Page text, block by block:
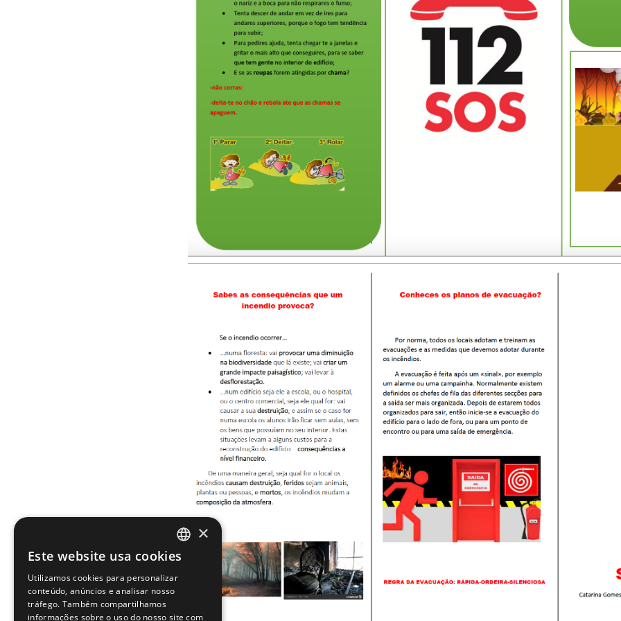
PORTUGUESE
ENGLISH
×
Este website usa cookies
Utilizamos cookies para personalizar
conteúdo, anúncios e analisar nosso
tráfego. Também compartilhamos
informações sobre o uso do nosso site com